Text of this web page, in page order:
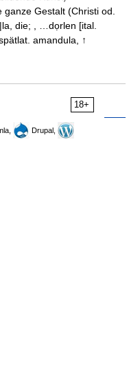
Gestalt (Christi od.
die; , …dọrlen [ital.
amandula, ↑
18+
Drupal,